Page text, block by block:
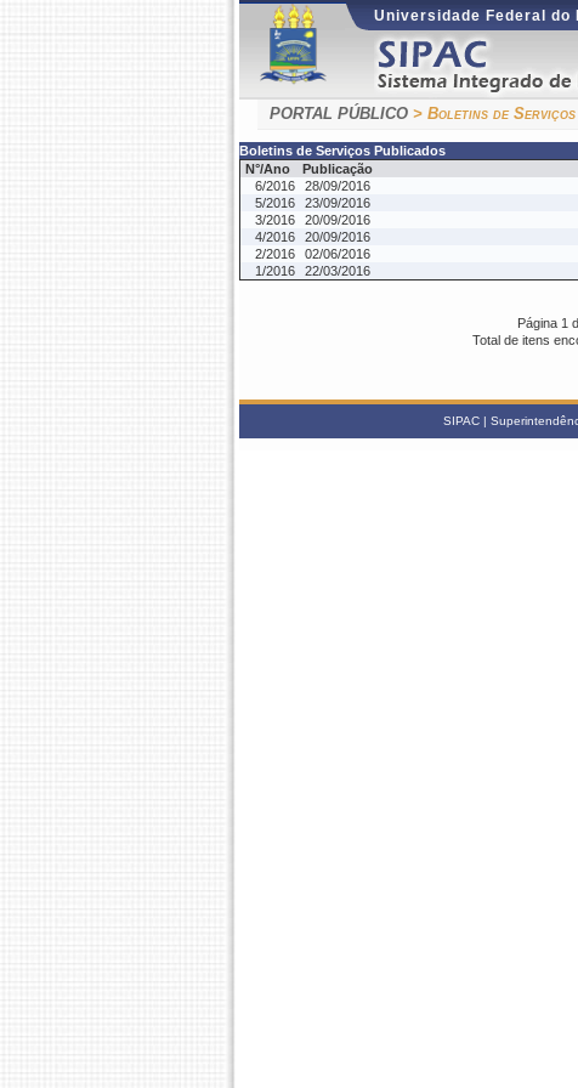
Universidade Federal do
PORTAL PÚBLICO > Boletins de Serviços
Boletins de Serviços Publicados
N°/Ano
Publicação
6/2016
28/09/2016
5/2016
23/09/2016
3/2016
20/09/2016
4/2016
20/09/2016
2/2016
02/06/2016
1/2016
22/03/2016
Página 1
Total de itens
SIPAC |